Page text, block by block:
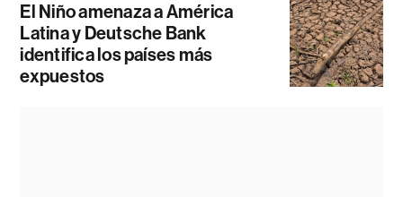
El Niño amenaza a América
Latina y Deutsche Bank
identifica los países más
expuestos